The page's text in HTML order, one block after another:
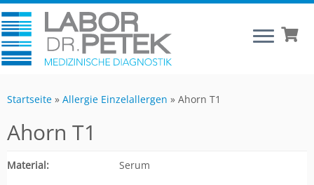
Startseite » Allergie Einzelallergen » Ahorn T1
Ahorn T1
Material: Serum